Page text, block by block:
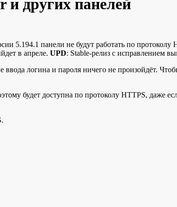
и других панелей
5.194.1 панели не будут работать по протоколу
в апреле. UPD: Stable-релиз с исправлением
логина и пароля ничего не произойдёт.
будет доступна по протоколу HTTPS, даже